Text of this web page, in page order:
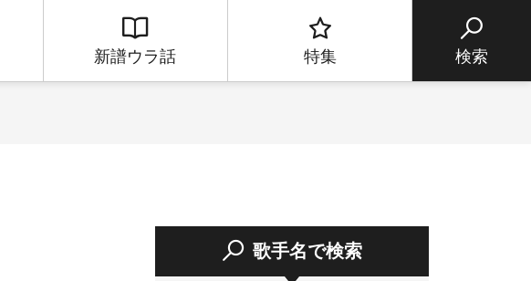
新譜ウラ話 特集 検索
歌手名で検索